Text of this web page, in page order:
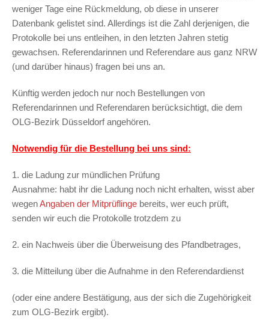
weniger Tage eine Rückmeldung, ob diese in unserer
Datenbank gelistet sind. Allerdings ist die Zahl derjenigen, die
Protokolle bei uns entleihen, in den letzten Jahren stetig
gewachsen. Referendarinnen und Referendare aus ganz NRW
(und darüber hinaus) fragen bei uns an.
Künftig werden jedoch nur noch Bestellungen von
Referendarinnen und Referendaren berücksichtigt, die dem
OLG-Bezirk Düsseldorf angehören.
Notwendig für die Bestellung bei uns sind:
1. die Ladung zur mündlichen Prüfung
Ausnahme: habt ihr die Ladung noch nicht erhalten, wisst aber
wegenAngaben der Mitprüflinge bereits, wer euch prüft,
senden wir euch die Protokolle trotzdem zu
2. ein Nachweis über die Überweisung des Pfandbetrages,
3. die Mitteilung über die Aufnahme in den Referendardienst
(oder eine andere Bestätigung, aus der sich die Zugehörigkeit
zum OLG-Bezirk ergibt).